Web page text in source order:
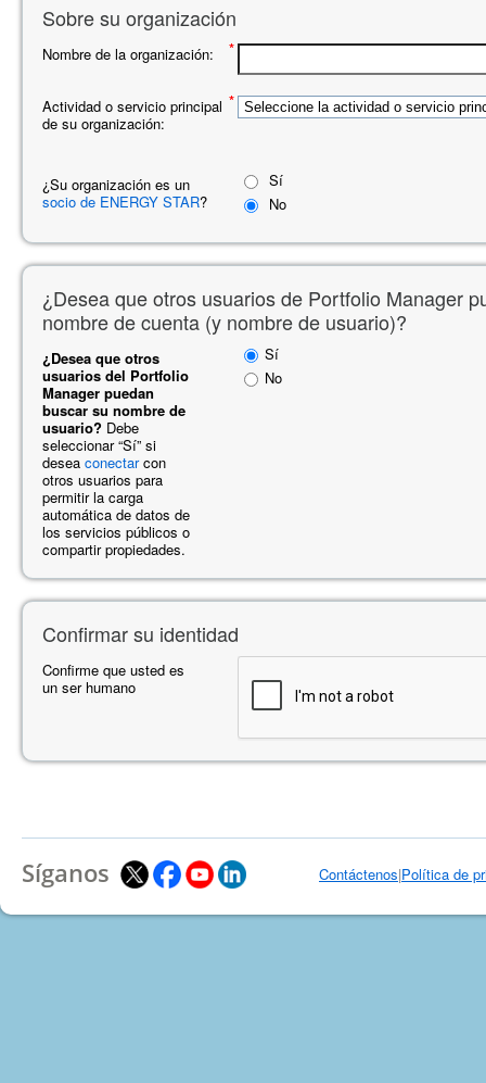
Sobre su organización
Nombre de la organización: *
Actividad o servicio principal
de su organización:
*
¿Su organización es un
socio de ENERGY STAR?
Sí
No
¿Desea que otros usuarios de Portfolio Manager
nombre de cuenta (y nombre de usuario)?
¿Desea que otros
usuarios del Portfolio
Manager puedan
buscar su nombre de
usuario? Debe
seleccionar “Sí” si
desea conectarcon
otros usuarios para
permitir la carga
automática de datos de
los servicios públicos o
compartir propiedades.
Sí
No
Confirmar su identidad
Confirme que usted es
un ser humano
Síganos Contáctenos|Política de